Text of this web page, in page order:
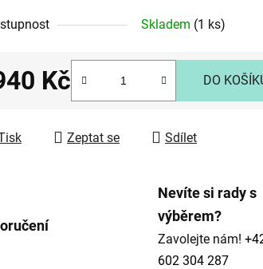
Skladem (1 ks)
Kč DO
Zeptat se Sdílet
Nevíte si rady s
výběrem?
Zavolejte nám!
602 304 287